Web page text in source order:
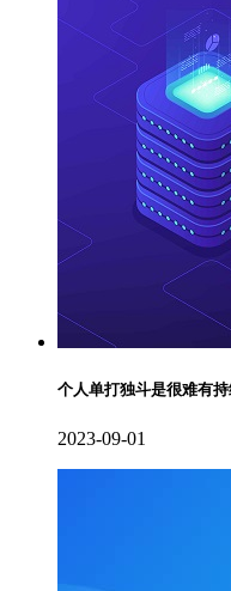
个人单打独斗是很难有
2023-09-01